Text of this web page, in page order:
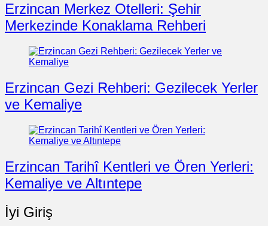
Erzincan Merkez Otelleri: Şehir
Merkezinde Konaklama Rehberi
Erzincan Gezi Rehberi: Gezilecek Yerler
ve Kemaliye
Erzincan Tarihî Kentleri ve Ören Yerleri:
Kemaliye ve Altıntepe
İyi Giriş